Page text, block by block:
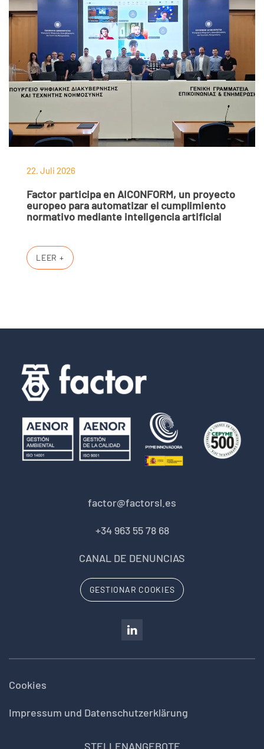
22. Juli 2026
Factor participa en AICONFORM, un proyecto
europeo para automatizar el cumplimiento
normativo mediante inteligencia artificial
LEER +
factor@factorsl.es
+34 963 55 78 68
CANAL DE DENUNCIAS
GESTIONAR COOKIES
Cookies
Impressum und Datenschutzerklärung
STELLENANGEBOTE